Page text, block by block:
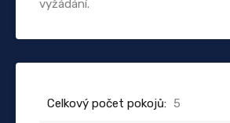
vyžádání.
Celkový počet pokojů: 5